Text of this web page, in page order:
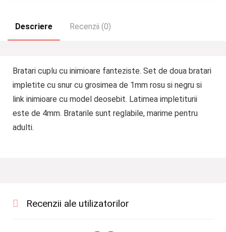
Descriere Recenzii (0)
Bratari cuplu cu inimioare fanteziste. Set de doua bratari
impletite cu snur cu grosimea de 1mm rosu si negru si
link inimioare cu model deosebit. Latimea impletiturii
este de 4mm. Bratarile sunt reglabile, marime pentru
adulti.
Recenzii ale utilizatorilor